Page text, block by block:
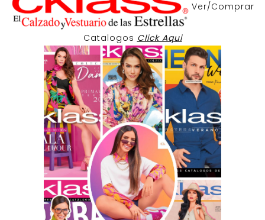
Ver/Comprar
Catalogos Click Aqui